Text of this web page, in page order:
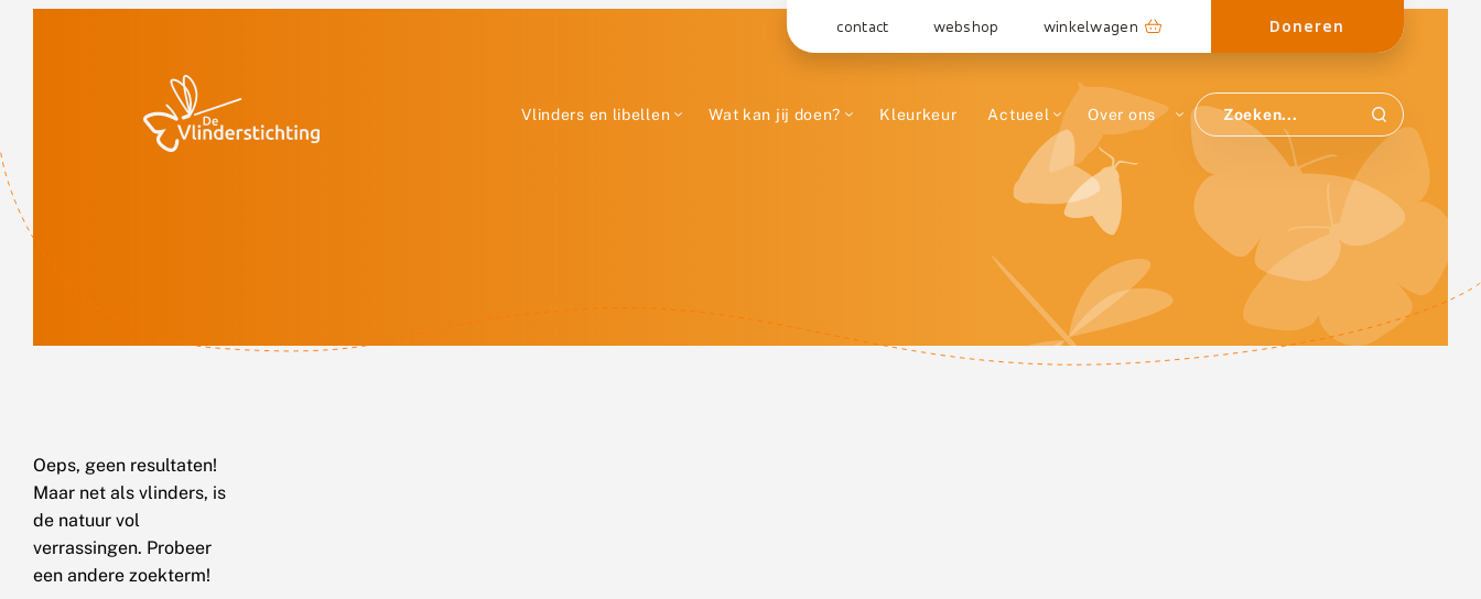
contact webshop winkelwagen Doneren
Vlinders en libellen Wat kan jij doen? Kleurkeur Actueel Over ons
Oeps, geen resultaten!
Maar net als vlinders, is
de natuur vol
verrassingen. Probeer
een andere zoekterm!